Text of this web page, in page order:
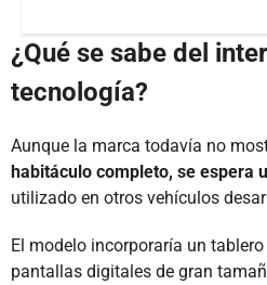
¿Qué se sabe del
tecnología?
Aunque la marca todavía no
habitáculo completo, se espera
utilizado en otros vehículos
El modelo incorporaría un
pantallas digitales de gran